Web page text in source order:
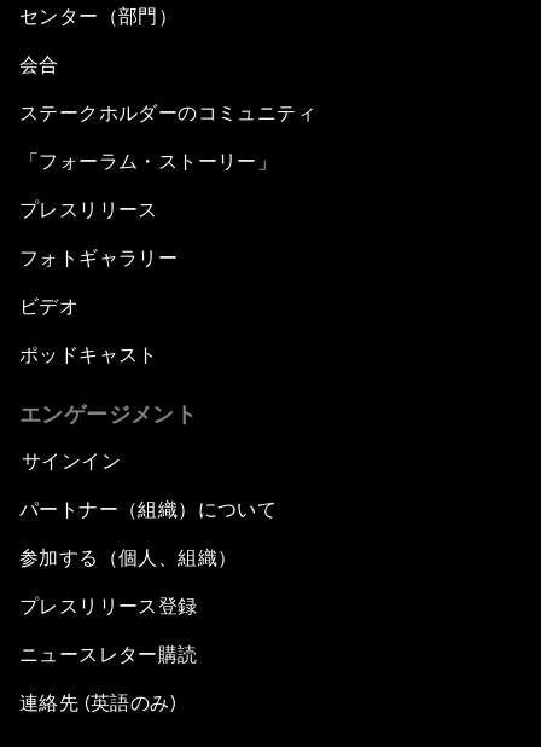
センター（部門）
会合
ステークホルダーのコミュニティ
「フォーラム・ストーリー」
プレスリリース
フォトギャラリー
ビデオ
ポッドキャスト
エンゲージメント
サインイン
パートナー（組織）について
参加する（個人、組織）
プレスリリース登録
ニュースレター購読
連絡先 (英語のみ)